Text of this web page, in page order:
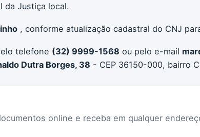
da Justiça local.
, conforme atualização cadastral do CNJ
telefone (32) 9999-1568 ou pelo e-mail
Dutra Borges, 38 - CEP 36150-000, bairro
online e receba em qualquer